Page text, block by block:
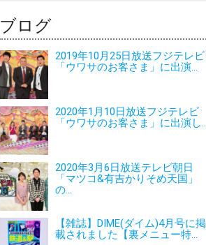
ブログ
2019年10月25日放送フジテレビ
「ウワサのお客さま」に出演...
2020年1月10日放送フジテレビ
「ウワサのお客さま」に出演し...
2020年3月6日放送テレビ朝日
「マツコ&有吉かりそめ天国」
の...
【雑誌】DIME(ダイム)4月号に掲
載されました【裏メニュー特...